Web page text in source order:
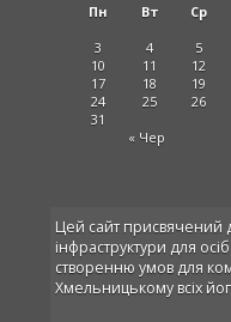
Пн Вт Ср
« Чер
3
4 5
10
11 12
17
18 19
24
25 26
31
Цей сайт присвячений
інфраструктури для
створенню умов для
Хмельницькому всіх